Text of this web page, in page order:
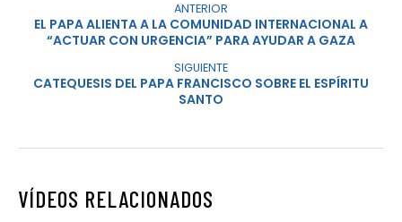
ANTERIOR
EL PAPA ALIENTA A LA COMUNIDAD INTERNACIONAL A
“ACTUAR CON URGENCIA” PARA AYUDAR A GAZA
SIGUIENTE
CATEQUESIS DEL PAPA FRANCISCO SOBRE EL ESPÍRITU
SANTO
VÍDEOS RELACIONADOS